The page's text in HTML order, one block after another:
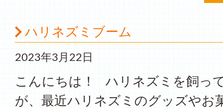
ハリネズミブーム
2023年3月22日
こんにちは！ ハリネズミを飼っ
が、最近ハリネズミのグッズやお